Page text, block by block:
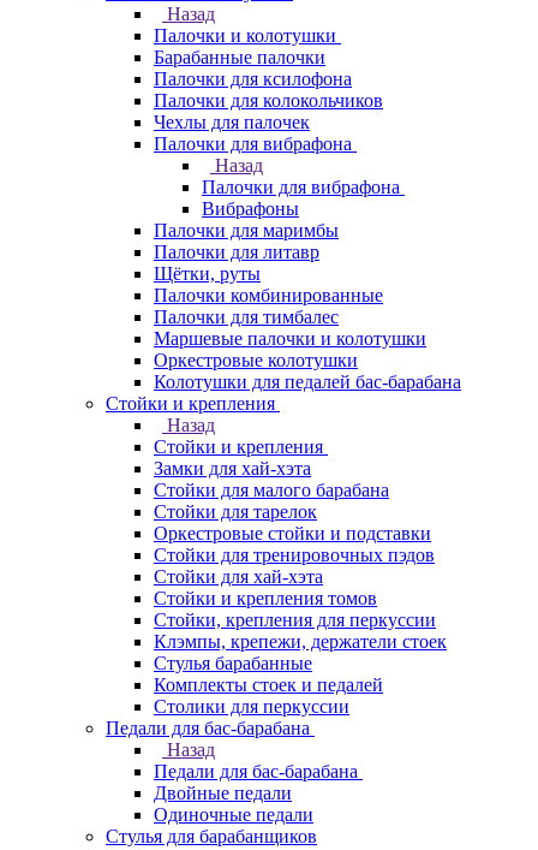
Назад
Палочки и колотушки
Барабанные палочки
Палочки для ксилофона
Палочки для колокольчиков
Чехлы для палочек
Палочки для вибрафона
Назад
Палочки для вибрафона
Вибрафоны
Палочки для маримбы
Палочки для литавр
Щётки, руты
Палочки комбинированные
Палочки для тимбалес
Маршевые палочки и колотушки
Оркестровые колотушки
Колотушки для педалей бас-барабана
Стойки и крепления
Назад
Стойки и крепления
Замки для хай-хэта
Стойки для малого барабана
Стойки для тарелок
Оркестровые стойки и подставки
Стойки для тренировочных пэдов
Стойки для хай-хэта
Стойки и крепления томов
Стойки, крепления для перкуссии
Клэмпы, крепежи, держатели стоек
Стулья барабанные
Комплекты стоек и педалей
Столики для перкуссии
Педали для бас-барабана
Назад
Педали для бас-барабана
Двойные педали
Одиночные педали
Стулья для барабанщиков